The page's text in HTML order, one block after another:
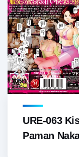
URE-063
Paman